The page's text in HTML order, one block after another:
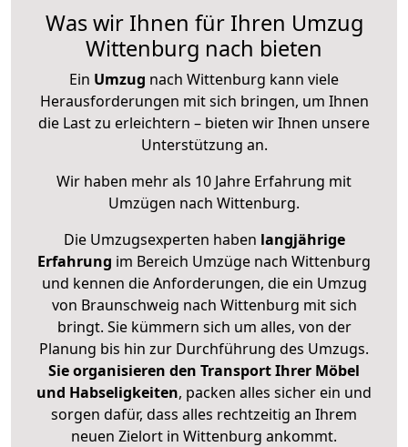
Was wir Ihnen für Ihren Umzug
Wittenburg nach bieten
Ein Umzug nach Wittenburg kann viele
Herausforderungen mit sich bringen, um Ihnen
die Last zu erleichtern – bieten wir Ihnen unsere
Unterstützung an.
Wir haben mehr als 10 Jahre Erfahrung mit
Umzügen nach Wittenburg.
Die Umzugsexperten haben langjährige
Erfahrung im Bereich Umzüge nach Wittenburg
und kennen die Anforderungen, die ein Umzug
von Braunschweig nach Wittenburg mit sich
bringt. Sie kümmern sich um alles, von der
Planung bis hin zur Durchführung des Umzugs.
Sie organisieren den Transport Ihrer Möbel
und Habseligkeiten, packen alles sicher ein und
sorgen dafür, dass alles rechtzeitig an Ihrem
neuen Zielort in Wittenburg ankommt.